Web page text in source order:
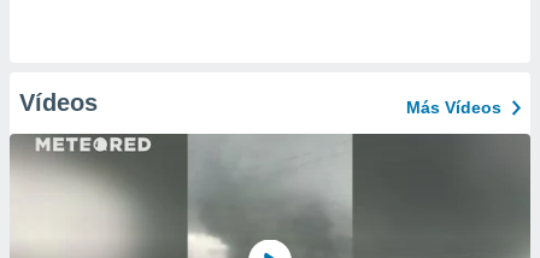
Vídeos Más Vídeos